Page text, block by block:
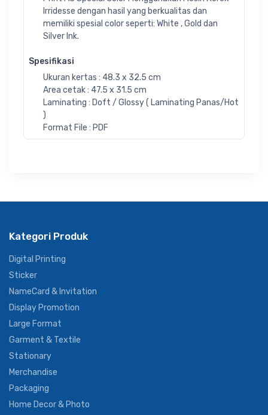
Irridesse dengan hasil yang berkualitas dan
memiliki spesial color seperti: White , Gold dan
Silver Ink.
Spesifikasi
Ukuran kertas : 48.3 x 32.5 cm
Area cetak : 47.5 x 31.5 cm
Laminating : Doft / Glossy ( Laminating Panas/Hot
)
Format File : PDF
Kategori Produk
Digital Printing
Sticker
NameCard & Invitation
Display Promotion
Large Format
Garment & Textile
Stationary
Merchandise
Packaging
Home Decor & Photo